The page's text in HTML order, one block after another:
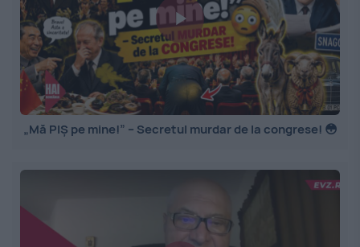
„Mă PIȘ pe mine!” – Secretul murdar de la congrese! 😳